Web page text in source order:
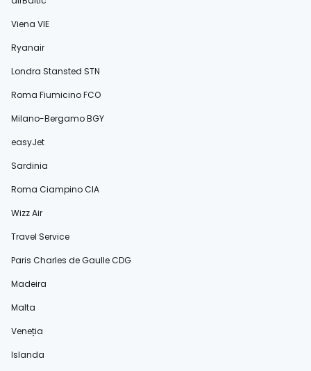
Viena VIE
Ryanair
Londra Stansted STN
Roma Fiumicino FCO
Milano-Bergamo BGY
easyJet
Sardinia
Roma Ciampino CIA
Wizz Air
Travel Service
Paris Charles de Gaulle CDG
Madeira
Malta
Veneția
Islanda